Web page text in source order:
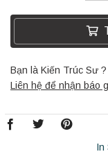
Bạn là Kiến Trúc Sư
Liên hệ để nhận báo
In